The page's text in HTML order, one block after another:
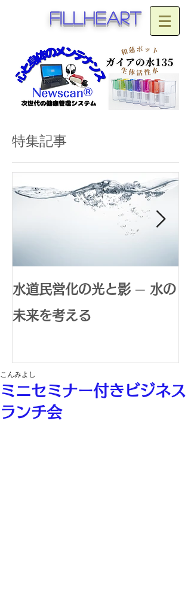
fillheart
特集記事
水道民営化の光と影 ─ 水の
未来を考える
ミニセミナー付きビジネス
ランチ会
こんみよし